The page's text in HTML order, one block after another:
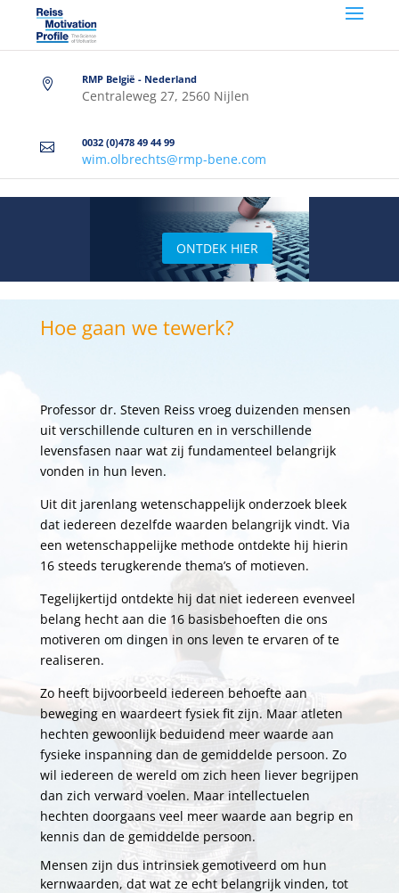
 RMP België - Nederland
Centraleweg 27, 2560 Nijlen
 0032 (0)478 49 44 99
wim.olbrechts@rmp-bene.com
ONTDEK HIER
Hoe gaan we tewerk?
Professor dr. Steven Reiss vroeg duizenden mensen
uit verschillende culturen en in verschillende
levensfasen naar wat zij fundamenteel belangrijk
vonden in hun leven.
Uit dit jarenlang wetenschappelijk onderzoek bleek
dat iedereen dezelfde waarden belangrijk vindt. Via
een wetenschappelijke methode ontdekte hij hierin
16 steeds terugkerende thema’s of motieven.
Tegelijkertijd ontdekte hij dat niet iedereen evenveel
belang hecht aan die 16 basisbehoeften die ons
motiveren om dingen in ons leven te ervaren of te
realiseren.
Zo heeft bijvoorbeeld iedereen behoefte aan
beweging en waardeert fysiek fit zijn. Maar atleten
hechten gewoonlijk beduidend meer waarde aan
fysieke inspanning dan de gemiddelde persoon. Zo
wil iedereen de wereld om zich heen liever begrijpen
dan zich verward voelen. Maar intellectuelen
hechten doorgaans veel meer waarde aan begrip en
kennis dan de gemiddelde persoon.
Mensen zijn dus intrinsiek gemotiveerd om hun
kernwaarden, dat wat ze echt belangrijk vinden, tot